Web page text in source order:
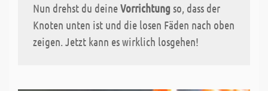
Nun drehst du deineVorrichtung so, dass der
Knoten unten ist und die losen Fäden nach oben
zeigen. Jetzt kann es wirklich losgehen!